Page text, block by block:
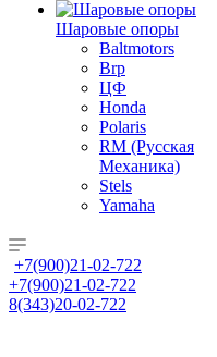
Шаровые опоры
Baltmotors
Brp
ЦФ
Honda
Polaris
RM (Русская
Механика)
Stels
Yamaha
+7(900)21-02-722
+7(900)21-02-722
8(343)20-02-722